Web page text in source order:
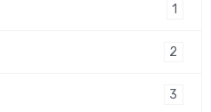
1
2
3